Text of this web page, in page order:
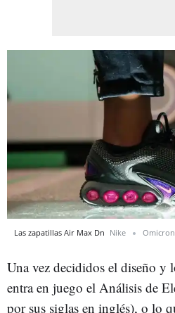
Las zapatillas Air Max Dn Nike
Una vez decididos el diseño y
entra en juego el Análisis de
por sus siglas en inglés), o lo